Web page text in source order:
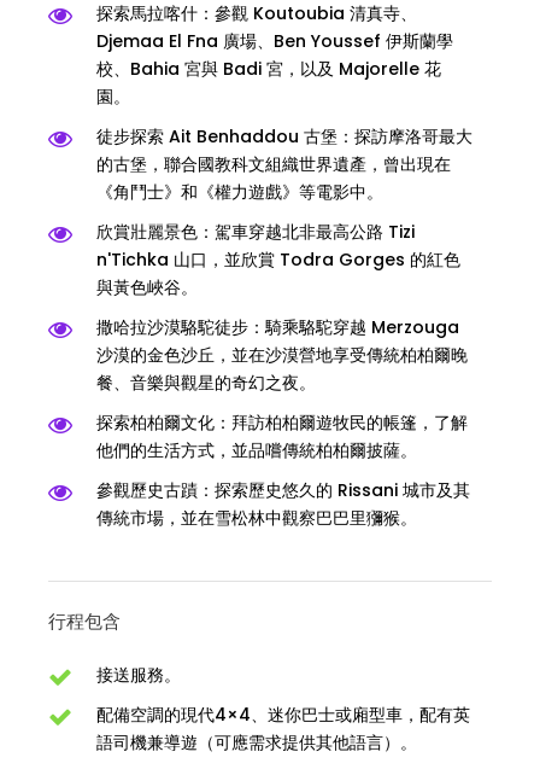
探索馬拉喀什：參觀 Koutoubia 清真寺、
Djemaa El Fna 廣場、Ben Youssef 伊斯蘭學
校、Bahia 宮與 Badi 宮，以及 Majorelle 花
園。
徒步探索 Ait Benhaddou 古堡：探訪摩洛哥最大
的古堡，聯合國教科文組織世界遺產，曾出現在
《角鬥士》和《權力遊戲》等電影中。
欣賞壯麗景色：駕車穿越北非最高公路 Tizi
n'Tichka 山口，並欣賞 Todra Gorges 的紅色
與黃色峽谷。
撒哈拉沙漠駱駝徒步：騎乘駱駝穿越 Merzouga
沙漠的金色沙丘，並在沙漠營地享受傳統柏柏爾晚
餐、音樂與觀星的奇幻之夜。
探索柏柏爾文化：拜訪柏柏爾遊牧民的帳篷，了解
他們的生活方式，並品嚐傳統柏柏爾披薩。
參觀歷史古蹟：探索歷史悠久的 Rissani 城市及其
傳統市場，並在雪松林中觀察巴巴里獼猴。
行程包含
接送服務。
配備空調的現代4×4、迷你巴士或廂型車，配有英
語司機兼導遊（可應需求提供其他語言）。